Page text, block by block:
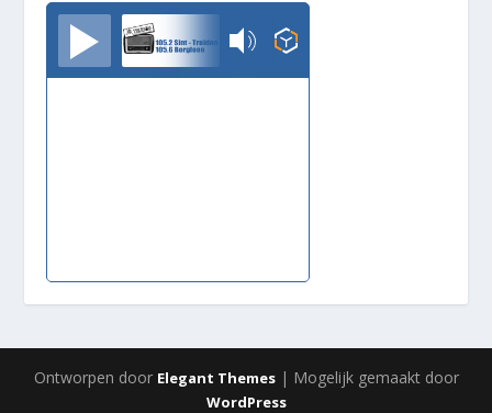
TrudoFM
Ontworpen door Elegant Themes| Mogelijk gemaakt door
WordPress